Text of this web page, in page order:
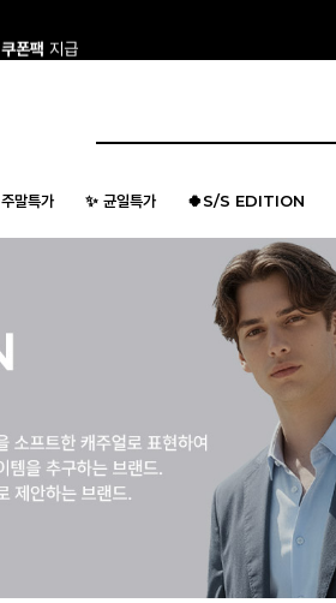
주말특가 ✨ 균일특가 🍀S/S EDITION